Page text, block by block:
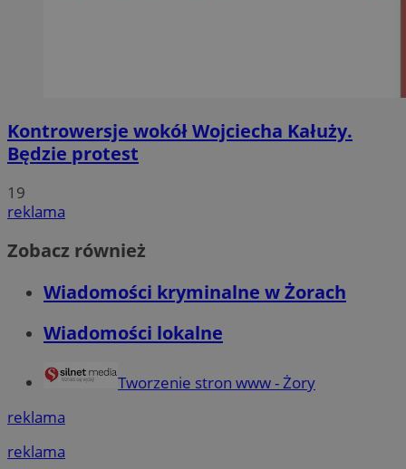
Kontrowersje wokół Wojciecha Kałuży.
Będzie protest
19
reklama
Zobacz również
Wiadomości kryminalne w Żorach
Wiadomości lokalne
Tworzenie stron www - Żory
reklama
reklama